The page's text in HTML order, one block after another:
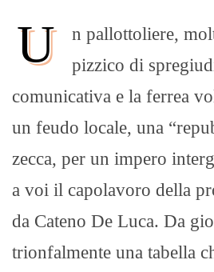
U
n pallottoliere,
pizzico di
comunicativa e la ferrea
un feudo locale, una
zecca, per un impero
a voi il capolavoro della
da Cateno De Luca. Da
trionfalmente una tabella